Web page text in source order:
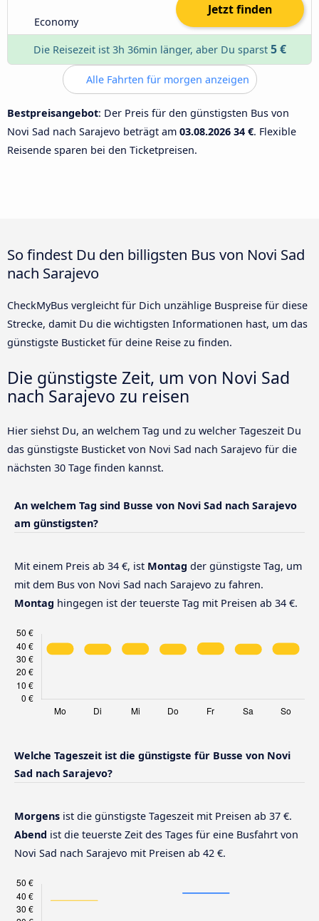
Economy
Jetzt finden
Die Reisezeit ist 3h 36min länger, aber Du sparst 5 €
Alle Fahrten für morgen anzeigen
Bestpreisangebot: Der Preis für den günstigsten Bus von
Novi Sad nach Sarajevo beträgt am 03.08.2026 34 €. Flexible
Reisende sparen bei den Ticketpreisen.
So findest Du den billigsten Bus von Novi Sad
nach Sarajevo
CheckMyBus vergleicht für Dich unzählige Buspreise für diese
Strecke, damit Du die wichtigsten Informationen hast, um das
günstigste Busticket für deine Reise zu finden.
Die günstigste Zeit, um von Novi Sad
nach Sarajevo zu reisen
Hier siehst Du, an welchem Tag und zu welcher Tageszeit Du
das günstigste Busticket von Novi Sad nach Sarajevo für die
nächsten 30 Tage finden kannst.
An welchem Tag sind Busse von Novi Sad nach Sarajevo
am günstigsten?
Mit einem Preis ab 34 €, ist Montag der günstigste Tag, um
mit dem Bus von Novi Sad nach Sarajevo zu fahren.
Montag hingegen ist der teuerste Tag mit Preisen ab 34 €.
Welche Tageszeit ist die günstigste für Busse von Novi
Sad nach Sarajevo?
Morgens ist die günstigste Tageszeit mit Preisen ab 37 €.
Abend ist die teuerste Zeit des Tages für eine Busfahrt von
Novi Sad nach Sarajevo mit Preisen ab 42 €.